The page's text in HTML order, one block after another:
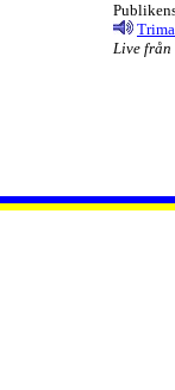
Live från